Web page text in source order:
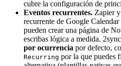
cubre la configuración de
Eventos recurrentes. Zapier
recurrente de Google
pueden crear una página de
escribas lógica a medida.
por ocurrencia por defecto,
Recurring por la que puedes